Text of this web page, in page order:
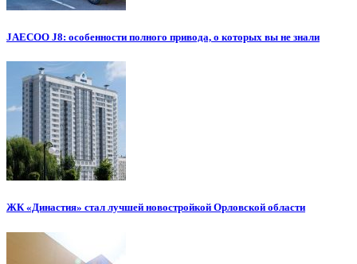
JAECOO J8: особенности полного привода, о которых вы не знали
ЖК «Династия» стал лучшей новостройкой Орловской области